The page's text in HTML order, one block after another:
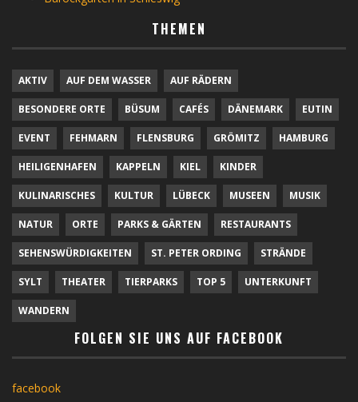
THEMEN
AKTIV AUF DEM WASSER AUF RÄDERN
BESONDERE ORTE BÜSUM CAFÉS DÄNEMARK EUTIN
EVENT FEHMARN FLENSBURG GRÖMITZ HAMBURG
HEILIGENHAFEN KAPPELN KIEL KINDER
KULINARISCHES KULTUR LÜBECK MUSEEN MUSIK
NATUR ORTE PARKS & GÄRTEN RESTAURANTS
SEHENSWÜRDIGKEITEN ST. PETER ORDING STRÄNDE
SYLT THEATER TIERPARKS TOP 5 UNTERKUNFT
WANDERN
FOLGEN SIE UNS AUF FACEBOOK
facebook